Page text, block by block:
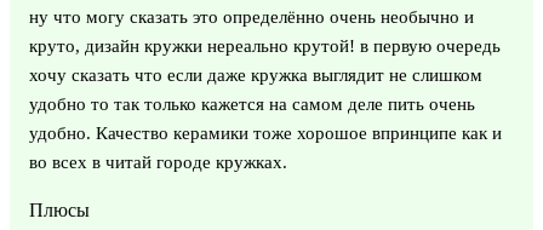
ну что могу сказать это определённо очень необычно и
круто, дизайн кружки нереально крутой! в первую очередь
хочу сказать что если даже кружка выглядит не слишком
удобно то так только кажется на самом деле пить очень
удобно. Качество керамики тоже хорошое впринципе как и
во всех в читай городе кружках.
Плюсы